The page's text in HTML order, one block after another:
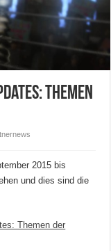
Themen
2015 bis
und dies sind die
Themen der